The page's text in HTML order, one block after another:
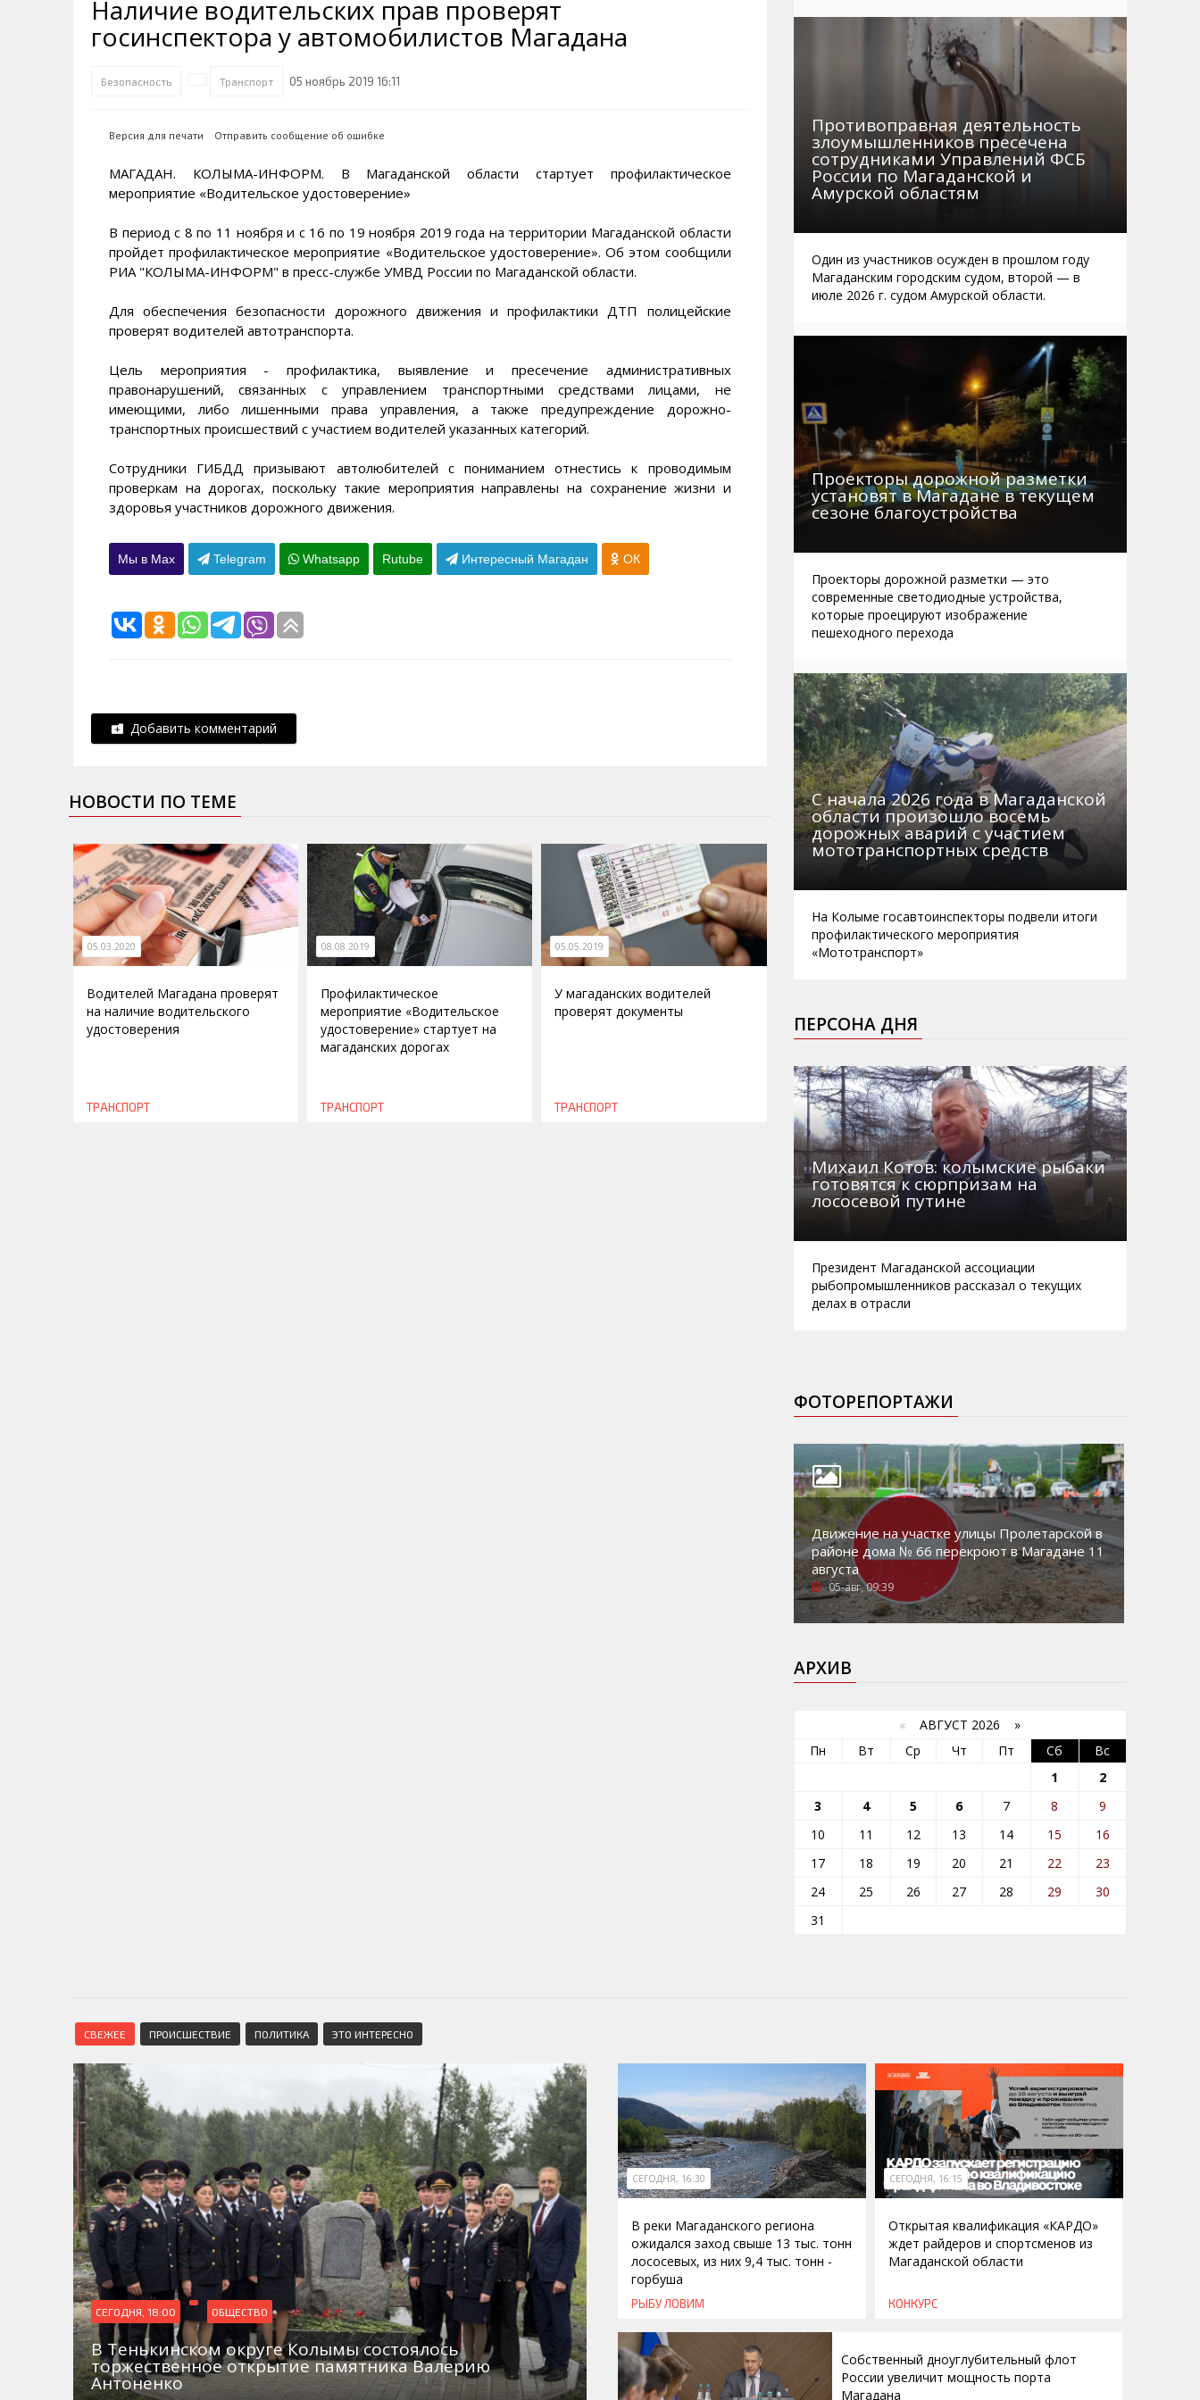
Транспортная инфраструктура
Их надо знать. Галерея славы
Достопримечательности
Туристическик маршруты
Интерактивная карта
Песни о Колыме
Хранители экрана. Заставки
Телефоны
Автобусы Магадан – Аэропорт
Таблица приливов отливов
Губернатор
Наркоте нет
Сельское хозяйство
Аварии ДТП
Кванториум
Визит
Благоустройство
Горнолыжная школа
Алименты
Магадан в Instagram
Интернет
Жилье
Не мусорить
Браконьеры
Наличие водительских прав проверят
госинспектора у автомобилистов Магадана
Безопасность Транспорт 05 ноябрь 2019 16:11
Версия для печати Отправить сообщение об ошибке
МАГАДАН. КОЛЫМА-ИНФОРМ. В Магаданской области стартует профилактическое
мероприятие «Водительское удостоверение»
В период с 8 по 11 ноября и с 16 по 19 ноября 2019 года на территории Магаданской области
пройдет профилактическое мероприятие «Водительское удостоверение». Об этом сообщили
РИА "КОЛЫМА-ИНФОРМ" в пресс-службе УМВД России по Магаданской области.
Для обеспечения безопасности дорожного движения и профилактики ДТП полицейские
проверят водителей автотранспорта.
Цель мероприятия - профилактика, выявление и пресечение административных
правонарушений, связанных с управлением транспортными средствами лицами, не
имеющими, либо лишенными права управления, а также предупреждение дорожно-
транспортных происшествий с участием водителей указанных категорий.
Сотрудники ГИБДД призывают автолюбителей с пониманием отнестись к проводимым
проверкам на дорогах, поскольку такие мероприятия направлены на сохранение жизни и
здоровья участников дорожного движения.
Мы в Max Telegram Whatsapp Rutube Интересный Магадан ОК
Добавить комментарий
НОВОСТИ ПО ТЕМЕ
05.03.2020
Водителей Магадана проверят
на наличие водительского
удостоверения
ТРАНСПОРТ
08.08.2019
Профилактическое
мероприятие «Водительское
удостоверение» стартует на
магаданских дорогах
ТРАНСПОРТ
05.05.2019
У магаданских водителей
проверят документы
ТРАНСПОРТ
Противоправная деятельность
злоумышленников пресечена
сотрудниками Управлений ФСБ
России по Магаданской и
Амурской областям
Один из участников осужден в прошлом году
Магаданским городским судом, второй — в
июле 2026 г. судом Амурской области.
Проекторы дорожной разметки
установят в Магадане в текущем
сезоне благоустройства
Проекторы дорожной разметки — это
современные светодиодные устройства,
которые проецируют изображение
пешеходного перехода
С начала 2026 года в Магаданской
области произошло восемь
дорожных аварий с участием
мототранспортных средств
На Колыме госавтоинспекторы подвели итоги
профилактического мероприятия
«Мототранспорт»
ПЕРСОНА ДНЯ
Михаил Котов: колымские рыбаки
готовятся к сюрпризам на
лососевой путине
Президент Магаданской ассоциации
рыбопромышленников рассказал о текущих
делах в отрасли
ФОТОРЕПОРТАЖИ
Движение на участке улицы Пролетарской в
районе дома № 66 перекроют в Магадане 11
августа
05-авг, 09:39
АРХИВ
« АВГУСТ 2026 »
Пн
Вт Ср Чт Пт Сб
Вс
1
2
3
4 5 6 7 8
9
10
11 12 13 14 15
16
17
18 19 20 21 22
23
24
25 26 27 28 29
30
31
СВЕЖЕЕ ПРОИСШЕСТВИЕ ПОЛИТИКА ЭТО ИНТЕРЕСНО
СЕГОДНЯ, 18:00 ОБЩЕСТВО
В Тенькинском округе Колымы состоялось
торжественное открытие памятника Валерию
Антоненко
СЕГОДНЯ, 16:30
В реки Магаданского региона
ожидался заход свыше 13 тыс. тонн
лососевых, из них 9,4 тыс. тонн -
горбуша
РЫБУ ЛОВИМ
СЕГОДНЯ, 16:15
Открытая квалификация «КАРДО»
ждет райдеров и спортсменов из
Магаданской области
КОНКУРС
Собственный дноуглубительный флот
России увеличит мощность порта
Магадана